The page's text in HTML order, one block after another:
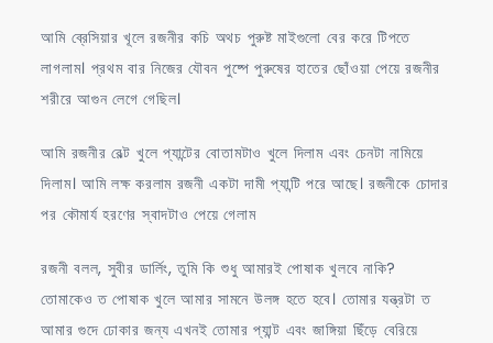
আমি ব্রেসিয়ার খূলে রজনীর কচি অথচ পুরুষ্ট মাইগুলো বের করে টিপতে
লাগলাম। প্রথম বার নিজের যৌবন পুষ্পে পুরুষের হাতের ছোঁওয়া পেয়ে রজনীর
শরীরে আগুন লেগে গেছিল।
আমি রজনীর বেল্ট খুলে প্যান্টের বোতামটাও খুলে দিলাম এবং চেনটা নামিয়ে
দিলাম। আমি লক্ষ করলাম রজনী একটা দামী প্যান্টি পরে আছে। রজনীকে চোদার
পর কৌমার্য হরণের স্বাদটাও পেয়ে গেলাম
রজনী বলল, সুবীর ডার্লিং, তুমি কি শুধু আমারই পোষাক খুলবে নাকি?
তোমাকেও ত পোষাক খুলে আমার সামনে উলঙ্গ হতে হবে। তোমার যন্ত্রটা ত
আমার গুদে ঢোকার জন্য এখনই তোমার প্যান্ট এবং জাঙ্গিয়া ছিঁড়ে বেরিয়ে